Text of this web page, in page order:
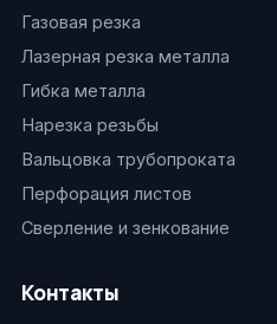
Газовая резка
Лазерная резка металла
Гибка металла
Нарезка резьбы
Вальцовка трубопроката
Перфорация листов
Сверление и зенкование
Контакты